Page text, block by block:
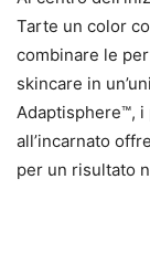
Tarte un color
combinare le
skincare in
Adaptisphere™,
all’incarnato
per un risultato